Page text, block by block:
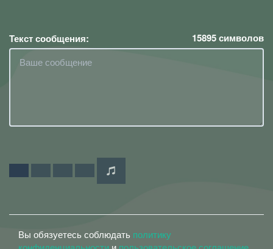
Текст сообщения: 15895символов
Вы обязуетесь соблюдать политику